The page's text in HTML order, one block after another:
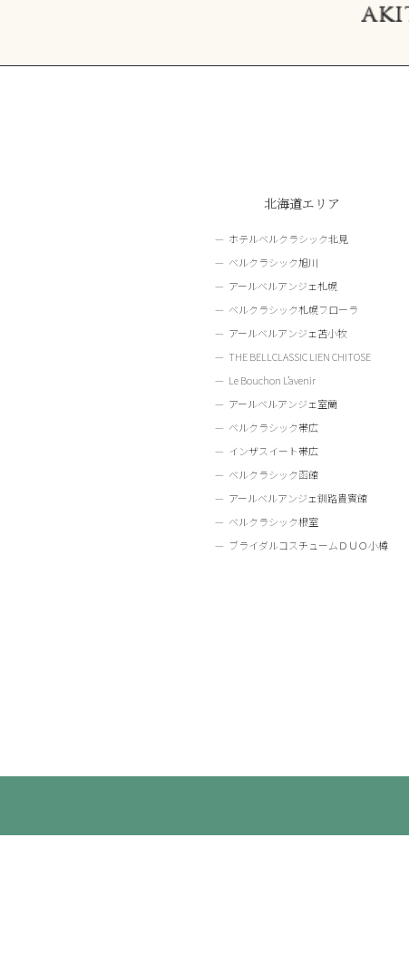
北海道エリア
ホテルベルクラシック北見
ベルクラシック旭川
アールベルアンジェ札幌
ベルクラシック札幌フローラ
アールベルアンジェ苫小牧
THE BELLCLASSIC LIEN CHITOSE
Le Bouchon L’avenir
アールベルアンジェ室蘭
ベルクラシック帯広
インザスイート帯広
ベルクラシック函館
アールベルアンジェ釧路貴賓館
ベルクラシック根室
ブライダルコスチュームＤＵＯ小樽